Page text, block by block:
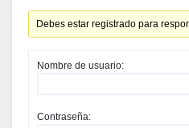
Debes estar registrado para
Nombre de usuario:
Contraseña: